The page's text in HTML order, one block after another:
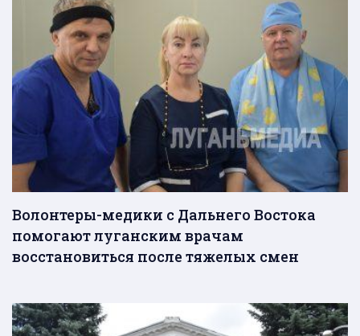
Волонтеры-медики с Дальнего Востока
помогают луганским врачам
восстановиться после тяжелых смен